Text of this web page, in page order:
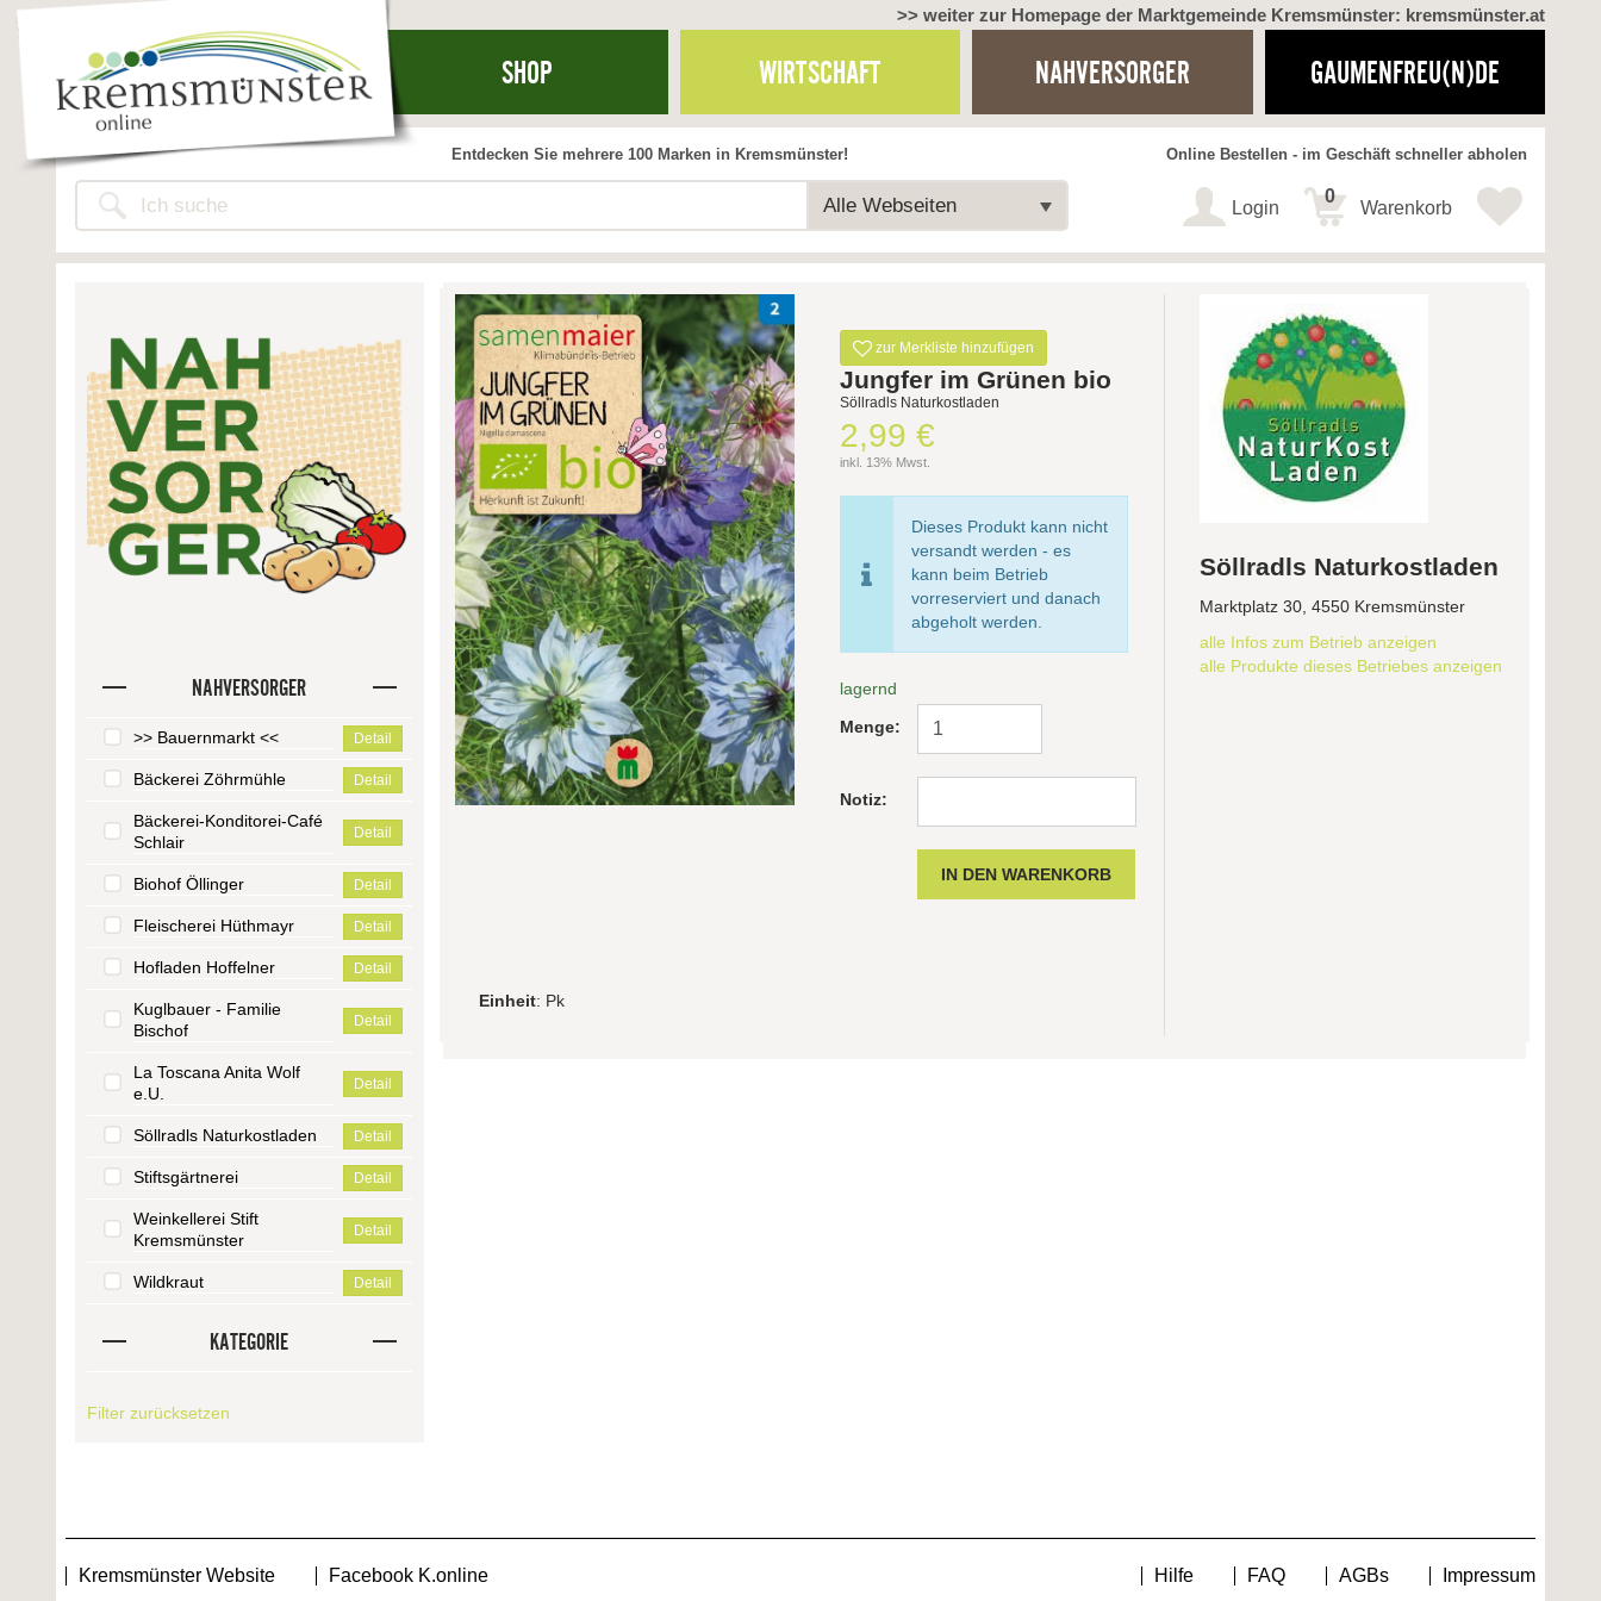
>> weiter zur Homepage der Marktgemeinde Kremsmünster: kremsmünster.at
SHOP WIRTSCHAFT NAHVERSORGER GAUMENFREU(N)DE
Alle Webseiten
Entdecken Sie mehrere 100 Marken in Kremsmünster! Online Bestellen - im Geschäft schneller abholen
Login Warenkorb
0
NAHVERSORGER
>> Bauernmarkt << Detail
Bäckerei Zöhrmühle Detail
Bäckerei-Konditorei-Café
Schlair
Detail
Biohof Öllinger Detail
Fleischerei Hüthmayr Detail
Hofladen Hoffelner Detail
Kuglbauer - Familie
Bischof
Detail
La Toscana Anita Wolf
e.U.
Detail
Söllradls Naturkostladen Detail
Stiftsgärtnerei Detail
Weinkellerei Stift
Kremsmünster
Detail
Wildkraut Detail
KATEGORIE
Filter zurücksetzen
zur Merkliste hinzufügen
Jungfer im Grünen bio
Söllradls Naturkostladen
2,99 €
inkl. 13% Mwst.
Dieses Produkt kann nicht
versandt werden - es
kann beim Betrieb
vorreserviert und danach
abgeholt werden.
lagernd
Menge:
Notiz:
Einheit: Pk
Söllradls Naturkostladen
Marktplatz 30, 4550 Kremsmünster
alle Infos zum Betrieb anzeigen
alle Produkte dieses Betriebes anzeigen
Kremsmünster Website Facebook K.online Hilfe FAQ AGBs Impressum